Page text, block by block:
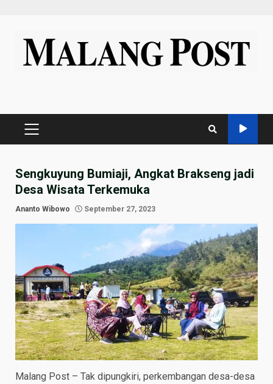
content
PRIMARY
Sengkuyung Bumiaji, Angkat Brakseng jadi
Desa Wisata Terkemuka
Ananto Wibowo September 27, 2023
Malang Post – Tak dipungkiri, perkembangan desa-desa